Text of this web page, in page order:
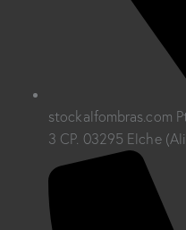
stockalfombras.com
3 CP. 03295 Elche